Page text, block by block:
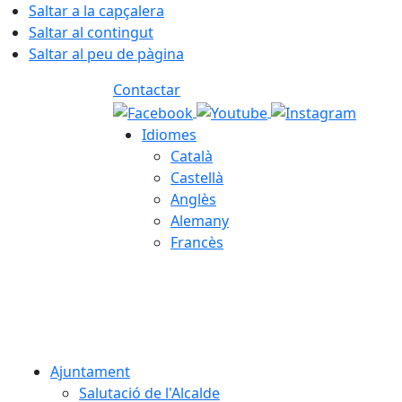
Saltar a la capçalera
Saltar al contingut
Saltar al peu de pàgina
Contactar
Idiomes
Català
Castellà
Anglès
Alemany
Francès
Ajuntament
Salutació de l'Alcalde